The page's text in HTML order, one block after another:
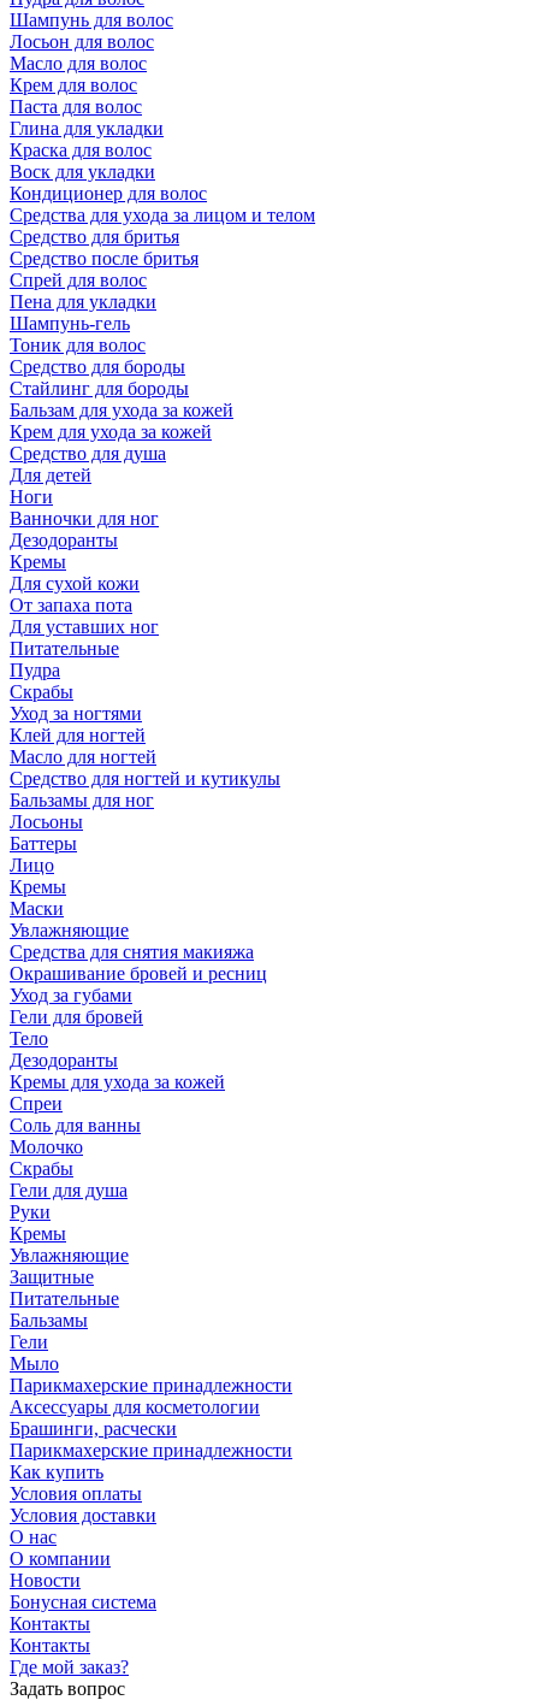
Шампунь для волос
Лосьон для волос
Масло для волос
Крем для волос
Паста для волос
Глина для укладки
Краска для волос
Воск для укладки
Кондиционер для волос
Средства для ухода за лицом и телом
Средство для бритья
Средство после бритья
Спрей для волос
Пена для укладки
Шампунь-гель
Тоник для волос
Средство для бороды
Стайлинг для бороды
Бальзам для ухода за кожей
Крем для ухода за кожей
Средство для душа
Для детей
Ноги
Ванночки для ног
Дезодоранты
Кремы
Для сухой кожи
От запаха пота
Для уставших ног
Питательные
Пудра
Скрабы
Уход за ногтями
Клей для ногтей
Масло для ногтей
Средство для ногтей и кутикулы
Бальзамы для ног
Лосьоны
Баттеры
Лицо
Кремы
Маски
Увлажняющие
Средства для снятия макияжа
Окрашивание бровей и ресниц
Уход за губами
Гели для бровей
Тело
Дезодоранты
Кремы для ухода за кожей
Спреи
Соль для ванны
Молочко
Скрабы
Гели для душа
Руки
Кремы
Увлажняющие
Защитные
Питательные
Бальзамы
Гели
Мыло
Парикмахерские принадлежности
Аксессуары для косметологии
Брашинги, расчески
Парикмахерские принадлежности
Как купить
Условия оплаты
Условия доставки
О нас
О компании
Новости
Бонусная система
Контакты
Контакты
Где мой заказ?
Задать вопрос